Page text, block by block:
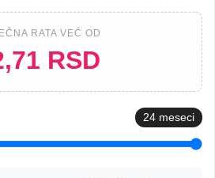
RATA VEĆ OD
RSD
24 meseci